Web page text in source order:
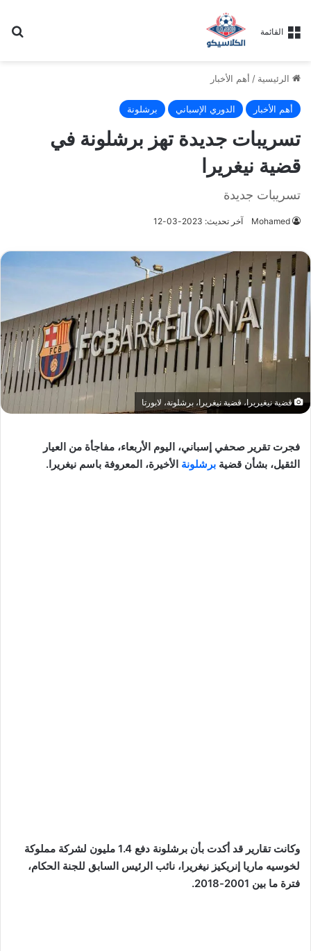
القائمة
الرئيسية / أهم الأخبار
أهم الأخبار الدوري الإسباني برشلونة
تسريبات جديدة تهز برشلونة في
قضية نيغريرا
تسريبات جديدة
Mohamed آخر تحديث: 2023-03-12
قضية نيغيريرا، قضية نيغريرا، برشلونة، لابورتا
فجرت تقرير صحفي إسباني، اليوم الأربعاء، مفاجأة من العيار
الثقيل، بشأن قضية برشلونة الأخيرة، المعروفة باسم نيغريرا.
وكانت تقارير قد أكدت بأن برشلونة دفع 1.4 مليون لشركة مملوكة
لخوسيه ماريا إنريكيز نيغريرا، نائب الرئيس السابق للجنة الحكام،
فترة ما بين 2001-2018.